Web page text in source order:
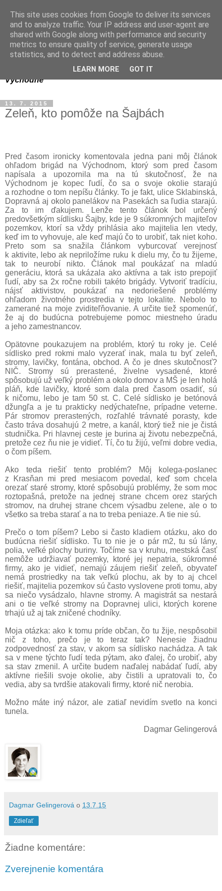
Dagmar Olajošová-
Gelingerová
bývalá poslankyňa MiZ Bratislava-Rača za obvod
Východné
13. 7. 2015
Zeleň, kto pomôže na Šajbách
Pred časom ironicky komentovala jedna pani môj článok
ohľadom brigád na Východnom, ktorý som pred časom
napísala a upozornila ma na tú skutočnosť, že na
Východnom je kopec ľudí, čo sa o svoje okolie starajú
a rozhodne o tom nepíšu články. To je fakt, ulice Sklabinská,
Dopravná aj okolo panelákov na Pasekách sa ľudia starajú.
Za to im ďakujem. Lenže tento článok bol určený
predovšetkým sídlisku Šajby, kde je 9 súkromných majiteľov
pozemkov, ktorí sa vždy prihlásia ako majitelia len vtedy,
keď im to vyhovuje, ale keď majú čo to urobiť, tak niet koho.
Preto som sa snažila článkom vyburcovať verejnosť
k aktivite, lebo ak nepriložíme ruku k dielu my, čo tu žijeme,
tak to neurobí nikto. Článok mal poukázať na mladú
generáciu, ktorá sa ukázala ako aktívna a tak isto prepojiť
ľudí, aby sa 2x ročne robili takéto brigády. Vytvoriť tradíciu,
nájsť aktivistov, poukázať na nedoriešené problémy
ohľadom životného prostredia v tejto lokalite. Nebolo to
zamerané na moje zviditeľňovanie. A určite tiež spomenúť,
že aj do budúcna potrebujeme pomoc miestneho úradu
a jeho zamestnancov.
Opätovne poukazujem na problém, ktorý tu roky je. Celé
sídlisko pred rokmi malo vyzerať inak, mala tu byť zeleň,
stromy, lavičky, fontána, obchod. A čo je dnes skutočnosť?
NIČ. Stromy sú prerastené, živelne vysadené, ktoré
spôsobujú už veľký problém a okolo domov a MŠ je len holá
pláň, kde lavičky, ktoré som dala pred časom osadiť, sú
k ničomu, lebo je tam 50 st. C. Celé sídlisko je betónová
džungľa a je tu prakticky nedýchateľne, prípadne veterne.
Pár stromov prerastených, rozľahlé trávnaté porasty, kde
často tráva dosahujú 2 metre, a kanál, ktorý tiež nie je čistá
studnička. Pri hlavnej ceste je burina aj životu nebezpečná,
pretože cez ňu nie je vidieť. Tí, čo tu žijú, veľmi dobre vedia,
o čom píšem.
Ako teda riešiť tento problém? Môj kolega-poslanec
z Krasňan mi pred mesiacom povedal, keď som chcela
orezať staré stromy, ktoré spôsobujú problémy, že som moc
roztopašná, pretože na jednej strane chcem orez starých
stromov, na druhej strane chcem výsadbu zelene, ale o to
všetko sa treba starať a na to treba peniaze. A tie nie sú.
Prečo o tom píšem? Lebo si často kladiem otázku, ako do
budúcna riešiť sídlisko. Tu to nie je o pár m2, tu sú lány,
polia, veľké plochy buriny. Točíme sa v kruhu, mestská časť
nemôže udržiavať pozemky, ktoré jej nepatria, súkromné
firmy, ako je vidieť, nemajú záujem riešiť zeleň, obyvateľ
nemá prostriedky na tak veľkú plochu, ak by to aj chcel
riešiť, majitelia pozemkov sú často vyslovene proti tomu, aby
sa niečo vysádzalo, hlavne stromy. A magistrát sa nestará
ani o tie veľké stromy na Dopravnej ulici, ktorých korene
trhajú už aj tak zničené chodníky.
Moja otázka: ako k tomu príde občan, čo tu žije, nespôsobil
nič z toho, prečo je to teraz tak? Nenesie žiadnu
zodpovednosť za stav, v akom sa sídlisko nachádza. A tak
sa v mene týchto ľudí teda pýtam, ako ďalej, čo urobiť, aby
sa stav zmenil. A určite budem naďalej nabádať ľudí, aby
aktívne riešili svoje okolie, aby čistili a upratovali to, čo
vedia, aby sa tvrdšie atakovali firmy, ktoré nič nerobia.
Možno máte iný názor, ale zatiaľ nevidím svetlo na konci
tunela.
Dagmar Gelingerová
Dagmar Gelingerová o 13.7.15
Zdieľať
Žiadne komentáre:
Zverejnenie komentára
This site uses cookies from Google to deliver its services
and to analyze traffic. Your IP address and user-agent are
shared with Google along with performance and security
metrics to ensure quality of service, generate usage
statistics, and to detect and address abuse.
LEARN MORE GOT IT